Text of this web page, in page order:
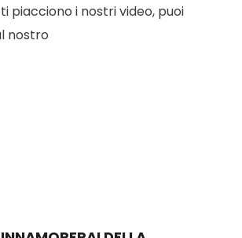
piacciono i nostri video, puoi
nostro